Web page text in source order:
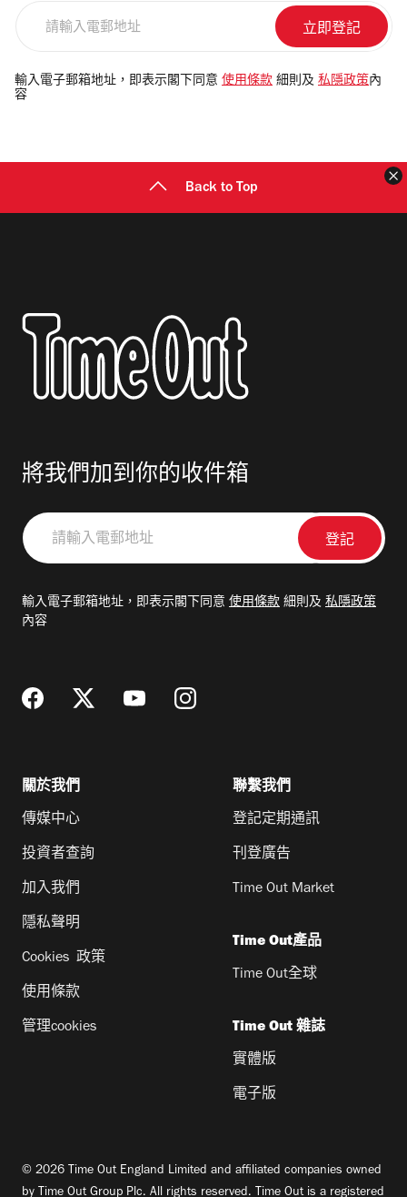
電
郵
輸入電子郵箱地址，即表示閣下同意 使用條款 細則及 私隱政策 內
容
Back to Top
將我們加到你的收件箱
請
輸
郵
輸入電子郵箱地址，即表示閣下同意 使用條款 細則及 私隱政策
內容
關於我們
傳媒中心
投資者查詢
加入我們
隱私聲明
Cookies 政策
使用條款
管理cookies
聯繫我們
登記定期通訊
刊登廣告
Time Out Market
Time Out產品
Time Out全球
Time Out 雜誌
實體版
電子版
© 2026 Time Out England Limited and affiliated companies owned
by Time Out Group Plc. All rights reserved. Time Out is a registered